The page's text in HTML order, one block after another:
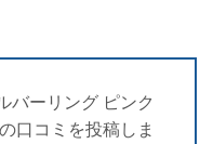
バーリング ピンク
口コミを投稿しま